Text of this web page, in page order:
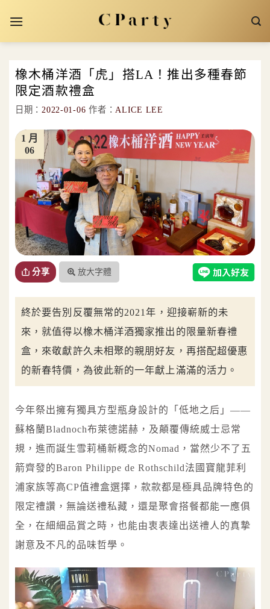
橡木桶洋酒「虎」搭LA！推出多種春節
限定酒款禮盒
日期：2022-01-06 作者：ALICE LEE
06
1 月
分享 放大字體
終於要告別反覆無常的2021年，迎接嶄新的未
來，就值得以橡木桶洋酒獨家推出的限量新春禮
盒，來敬獻許久未相聚的親朋好友，再搭配超優惠
的新春特價，為彼此新的一年獻上滿滿的活力。
今年祭出擁有獨具方型瓶身設計的「低地之后」——
蘇格蘭Bladnoch布萊德諾赫，及顛覆傳統威士忌常
規，進而誕生雪莉桶新概念的Nomad，當然少不了五
箭齊發的Baron Philippe de Rothschild法國寶龍菲利
浦家族等高CP值禮盒選擇，款款都是極具品牌特色的
限定禮讚，無論送禮私藏，還是聚會搭餐都能一應俱
全，在細細品賞之時，也能由衷表達出送禮人的真摯
謝意及不凡的品味哲學。